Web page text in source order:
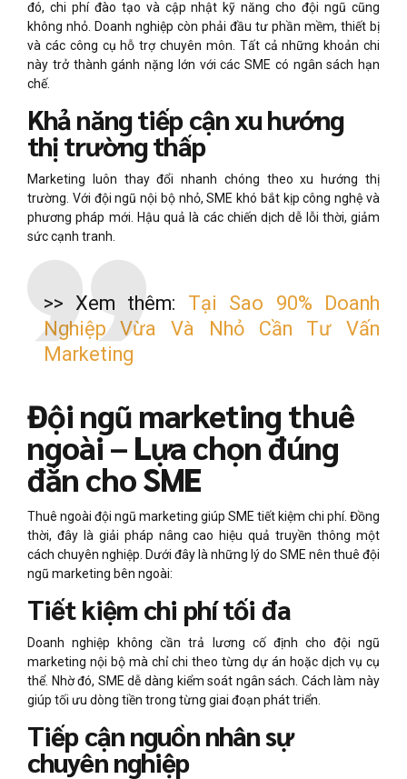
đó, chi phí đào tạo và cập nhật kỹ năng cho đội ngũ cũng
không nhỏ. Doanh nghiệp còn phải đầu tư phần mềm, thiết bị
và các công cụ hỗ trợ chuyên môn. Tất cả những khoản chi
này trở thành gánh nặng lớn với các SME có ngân sách hạn
chế.
Khả năng tiếp cận xu hướng
thị trường thấp
Marketing luôn thay đổi nhanh chóng theo xu hướng thị
trường. Với đội ngũ nội bộ nhỏ, SME khó bắt kịp công nghệ và
phương pháp mới. Hậu quả là các chiến dịch dễ lỗi thời, giảm
sức cạnh tranh.
>> Xem thêm: Tại Sao 90% Doanh
Nghiệp Vừa Và Nhỏ Cần Tư Vấn
Marketing
Đội ngũ marketing thuê
ngoài – Lựa chọn đúng
đắn cho SME
Thuê ngoài đội ngũ marketing giúp SME tiết kiệm chi phí. Đồng
thời, đây là giải pháp nâng cao hiệu quả truyền thông một
cách chuyên nghiệp. Dưới đây là những lý do SME nên thuê đội
ngũ marketing bên ngoài:
Tiết kiệm chi phí tối đa
Doanh nghiệp không cần trả lương cố định cho đội ngũ
marketing nội bộ mà chỉ chi theo từng dự án hoặc dịch vụ cụ
thể. Nhờ đó, SME dễ dàng kiểm soát ngân sách. Cách làm này
giúp tối ưu dòng tiền trong từng giai đoạn phát triển.
Tiếp cận nguồn nhân sự
chuyên nghiệp